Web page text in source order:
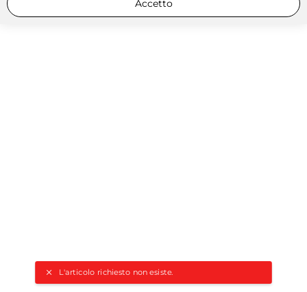
L'articolo richiesto non esiste.
Accetto